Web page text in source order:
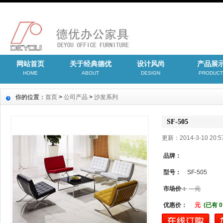
网站首页
HOME
关于经典德优
ABOUT
设计风尚
DESIGN
产品展
PRODUCT
你的位置： 首页 > 公司产品 > 沙发系列
SF-505
更新：2014-3-10
品牌：
型号： SF-505
市场价： 元
优惠价： 元 (已有